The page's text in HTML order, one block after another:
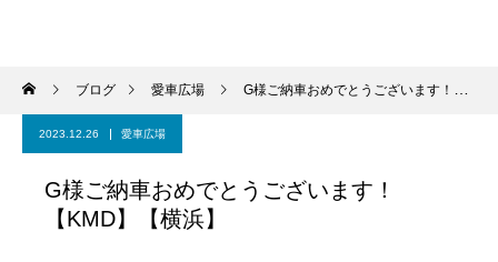
ブログ 愛車広場 G様ご納車おめでとうございます！【KMD】【横浜】
2023.12.26 愛車広場
G様ご納車おめでとうございます！
【KMD】【横浜】